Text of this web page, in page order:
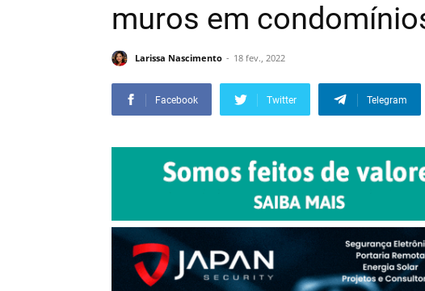
muros em
Larissa Nascimento 18 fev., 2022
Facebook Twitter Telegram